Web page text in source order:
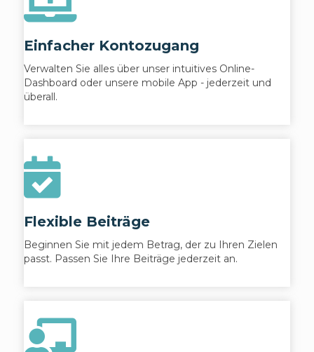
Einfacher Kontozugang
Verwalten Sie alles über unser intuitives Online-
Dashboard oder unsere mobile App - jederzeit und
überall.
Flexible Beiträge
Beginnen Sie mit jedem Betrag, der zu Ihren Zielen
passt. Passen Sie Ihre Beiträge jederzeit an.